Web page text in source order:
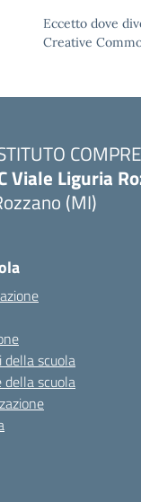
Eccetto dove
Creative
Viale Liguria
(MI)
della scuola
della scuola